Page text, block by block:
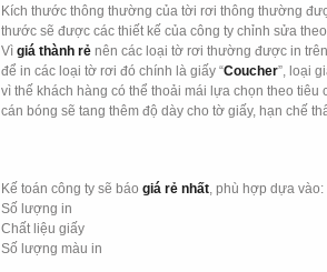
Kích thước thông thường của tời rơi thông thường
thước sẽ được các thiết kế của công ty chỉnh sửa
Vì giá thành rẻ nên các loại tờ rơi thường được in
để in các loại tờ rơi đó chính là giấy “Coucher”, loại
vì thế khách hàng có thể thoải mái lựa chọn theo
cán bóng sẽ tang thêm độ dày cho tờ giấy, hạn chế
Kế toán công ty sẽ báo giá rẻ nhất, phù hợp dựa vào:
Số lượng in
Chất liệu giấy
Số lượng màu in